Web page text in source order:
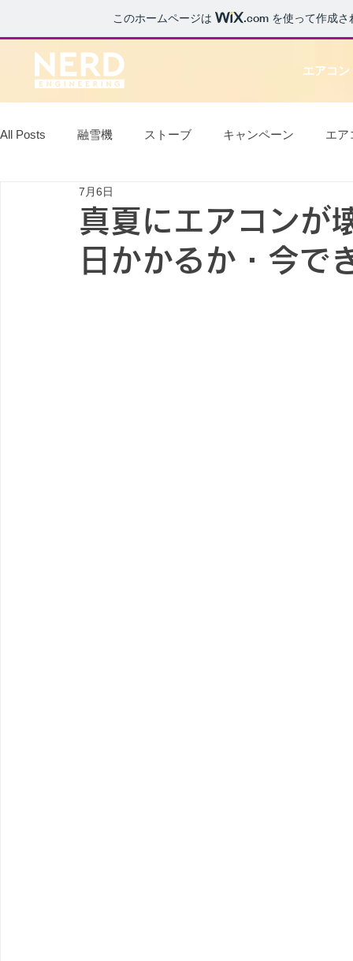
このホームページは .com を使って作成
エアコン
All Posts 融雪機 ストーブ キャンペーン エア
ホームタンク
真夏にエアコンが
日かかるか・今で
7月6日